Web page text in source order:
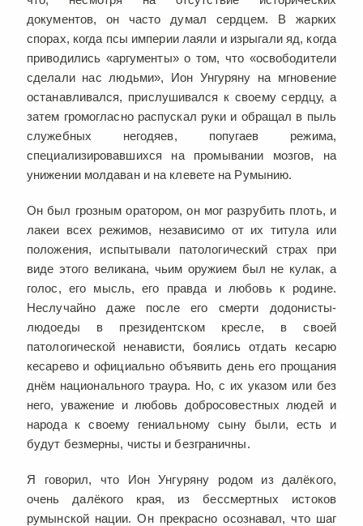
документов, он часто думал сердцем. В жарких
спорах, когда псы империи лаяли и изрыгали яд, когда
приводились «аргументы» о том, что «освободители
сделали нас людьми», Ион Унгуряну на мгновение
останавливался, прислушивался к своему сердцу, а
затем громогласно распускал руки и обращал в пыль
служебных негодяев, попугаев режима,
специализировавшихся на промывании мозгов, на
унижении молдаван и на клевете на Румынию.
Он был грозным оратором, он мог разрубить плоть, и
лакеи всех режимов, независимо от их титула или
положения, испытывали патологический страх при
виде этого великана, чьим оружием был не кулак, а
голос, его мысль, его правда и любовь к родине.
Неслучайно даже после его смерти додонисты-
людоеды в президентском кресле, в своей
патологической ненависти, боялись отдать кесарю
кесарево и официально объявить день его прощания
днём национального траура. Но, с их указом или без
него, уважение и любовь добросовестных людей и
народа к своему гениальному сыну были, есть и
будут безмерны, чисты и безграничны.
Я говорил, что Ион Унгуряну родом из далёкого,
очень далёкого края, из бессмертных истоков
румынской нации. Он прекрасно осознавал, что шаг